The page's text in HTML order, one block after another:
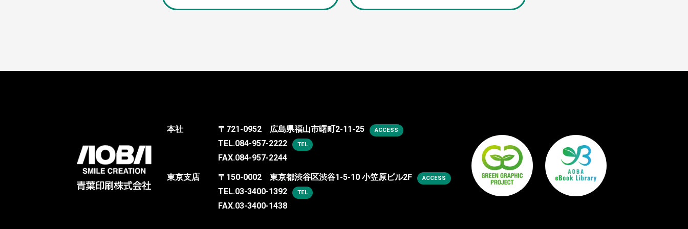
本社 〒721-0952 広島県福山市曙町2-11-25 ACCESS
TEL.084-957-2222 TEL
FAX.084-957-2244
東京支店
〒150-0002 東京都渋谷区渋谷1-5-10 小笠原ビル2F ACCESS
TEL.03-3400-1392 TEL
FAX.03-3400-1438